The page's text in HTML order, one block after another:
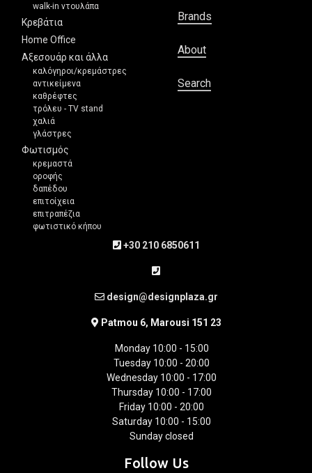
walk-in ντουλάπα
Κρεβάτια
Home Office
Αξεσουάρ και άλλα
καλόγηροι/κρεμάστρες
αντικείμενα
καθρέφτες
τρόλευ - TV stand
χαλιά
γλάστρες
Φωτισμός
κρεμαστά
οροφής
δαπέδου
επιτοίχεια
επιτραπέζια
φωτιστικό κήπου
Brands
About
Search
+30 210 6850611
design@designplaza.gr
Patmou 6, Marousi 151 23
Monday 10:00 - 15:00
Tuesday 10:00 - 20:00
Wednesday 10:00 - 17:00
Thursday 10:00 - 17:00
Friday 10:00 - 20:00
Saturday 10:00 - 15:00
Sunday closed
Follow Us